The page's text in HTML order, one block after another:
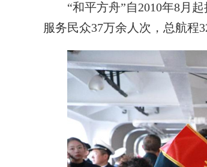
“和平方舟”自2010年8月起
服务民众37万余人次，总航程